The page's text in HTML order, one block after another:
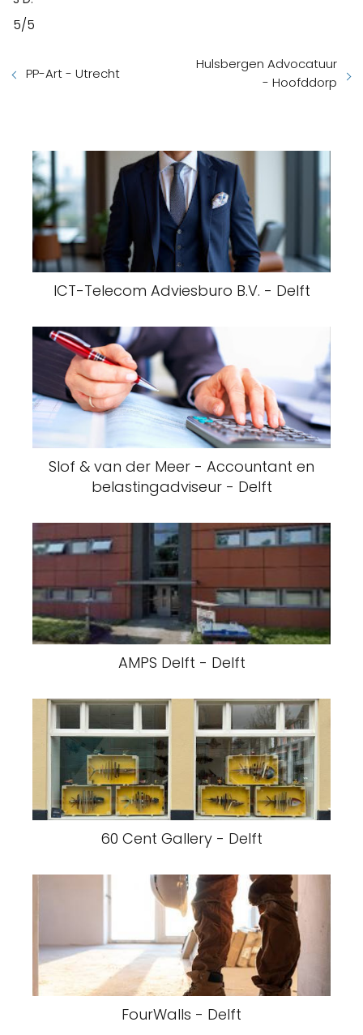
5/5
PP-Art - Utrecht
Hulsbergen Advocatuur
- Hoofddorp
ICT-Telecom Adviesburo B.V. - Delft
Slof & van der Meer - Accountant en
belastingadviseur - Delft
AMPS Delft - Delft
60 Cent Gallery - Delft
FourWalls - Delft